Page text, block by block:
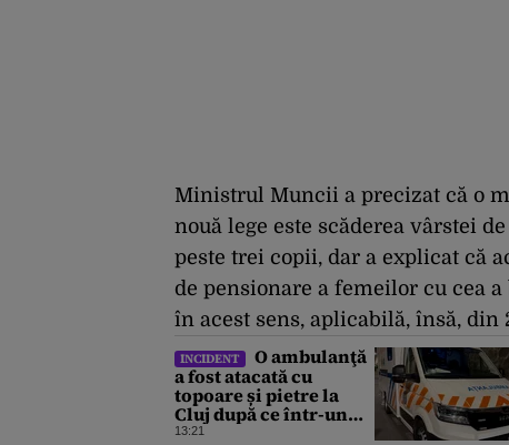
Ministrul Muncii a precizat că o
nouă lege este scăderea vârstei
peste trei copii, dar a explicat că
de pensionare a femeilor cu cea
în acest sens, aplicabilă, însă, din
INCIDENT
O ambulanţă
a fost atacată cu
topoare și pietre la
Cluj după ce într-un
clip de pe TikTok s-a
13:21